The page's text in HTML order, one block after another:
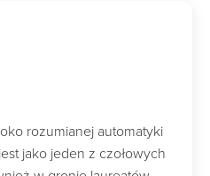
rozumianej automatyki
jako jeden z czołowych